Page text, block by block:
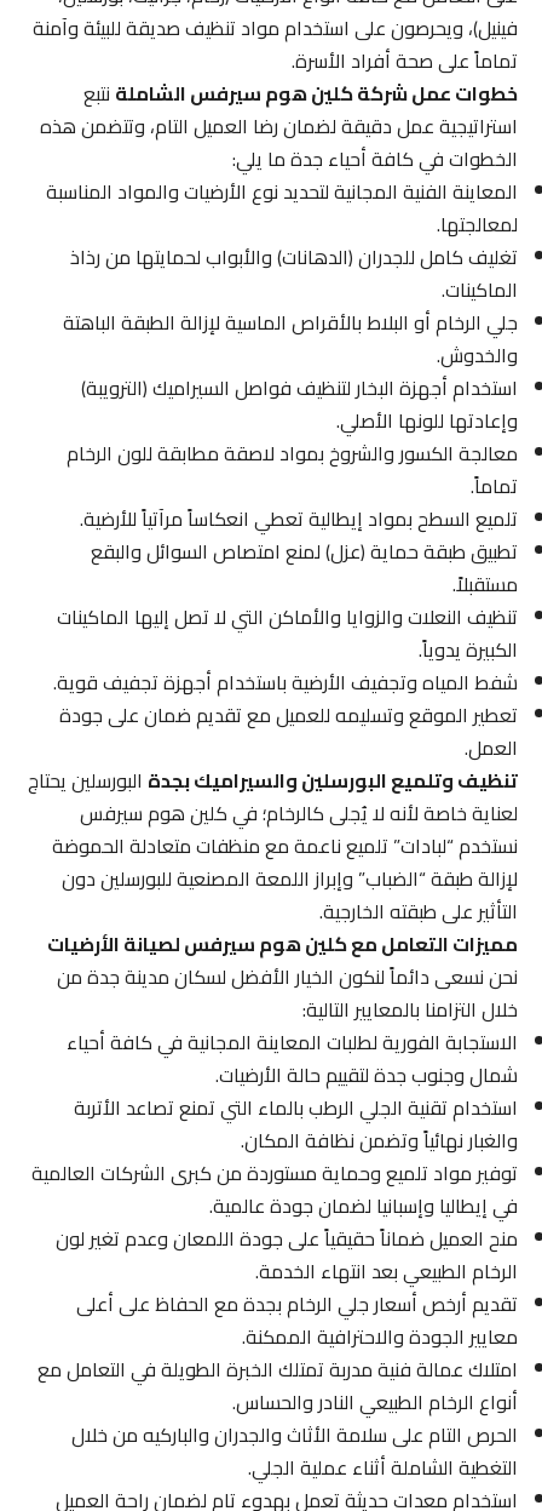
فينيل)، ويحرصون على استخدام مواد تنظيف صديقة للبيئة وآمنة
تماماً على صحة أفراد الأسرة.
خطوات عمل شركة كلين هوم سيرفس الشاملةنتبع
استراتيجية عمل دقيقة لضمان رضا العميل التام، وتتضمن هذه
الخطوات في كافة أحياء جدة ما يلي:
المعاينة الفنية المجانية لتحديد نوع الأرضيات والمواد المناسبة
لمعالجتها.
تغليف كامل للجدران (الدهانات) والأبواب لحمايتها من رذاذ
الماكينات.
جلي الرخام أو البلاط بالأقراص الماسية لإزالة الطبقة الباهتة
والخدوش.
استخدام أجهزة البخار لتنظيف فواصل السيراميك (الترويبة)
وإعادتها للونها الأصلي.
معالجة الكسور والشروخ بمواد لاصقة مطابقة للون الرخام
تماماً.
تلميع السطح بمواد إيطالية تعطي انعكاساً مرآتياً للأرضية.
تطبيق طبقة حماية (عزل) لمنع امتصاص السوائل والبقع
مستقبلاً.
تنظيف النعلات والزوايا والأماكن التي لا تصل إليها الماكينات
الكبيرة يدوياً.
شفط المياه وتجفيف الأرضية باستخدام أجهزة تجفيف قوية.
تعطير الموقع وتسليمه للعميل مع تقديم ضمان على جودة
العمل.
تنظيف وتلميع البورسلين والسيراميك بجدةالبورسلين يحتاج
لعناية خاصة لأنه لا يُجلى كالرخام؛ في كلين هوم سيرفس
نستخدم “لبادات” تلميع ناعمة مع منظفات متعادلة الحموضة
لإزالة طبقة “الضباب” وإبراز اللمعة المصنعية للبورسلين دون
التأثير على طبقته الخارجية.
مميزات التعامل مع كلين هوم سيرفس لصيانة الأرضيات
نحن نسعى دائماً لنكون الخيار الأفضل لسكان مدينة جدة من
خلال التزامنا بالمعايير التالية:
الاستجابة الفورية لطلبات المعاينة المجانية في كافة أحياء
شمال وجنوب جدة لتقييم حالة الأرضيات.
استخدام تقنية الجلي الرطب بالماء التي تمنع تصاعد الأتربة
والغبار نهائياً وتضمن نظافة المكان.
توفير مواد تلميع وحماية مستوردة من كبرى الشركات العالمية
في إيطاليا وإسبانيا لضمان جودة عالمية.
منح العميل ضماناً حقيقياً على جودة اللمعان وعدم تغير لون
الرخام الطبيعي بعد انتهاء الخدمة.
تقديم أرخص أسعار جلي الرخام بجدة مع الحفاظ على أعلى
معايير الجودة والاحترافية الممكنة.
امتلاك عمالة فنية مدربة تمتلك الخبرة الطويلة في التعامل مع
أنواع الرخام الطبيعي النادر والحساس.
الحرص التام على سلامة الأثاث والجدران والباركيه من خلال
التغطية الشاملة أثناء عملية الجلي.
استخدام معدات حديثة تعمل بهدوء تام لضمان راحة العميل